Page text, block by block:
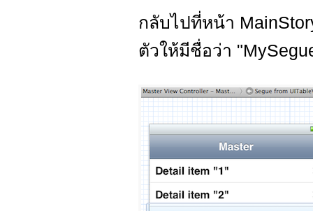
กลับไปที่หน้า
ตัวให้มีชื่อว่า